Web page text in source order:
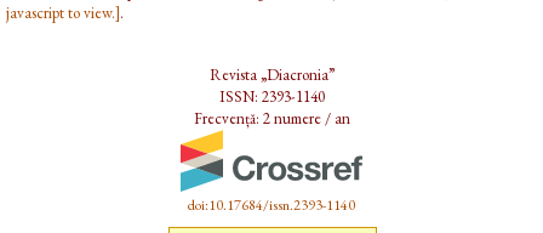
javascript to view.].
Revista „Diacronia”
ISSN: 2393-1140
Frecvență: 2 numere / an
doi:10.17684/issn.2393-1140